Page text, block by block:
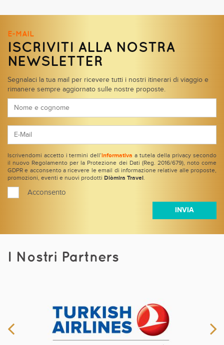
E-MAIL
ISCRIVITI ALLA NOSTRA
NEWSLETTER
Segnalaci la tua mail per ricevere tutti i nostri itinerari di viaggio e
rimanere sempre aggiornato sulle nostre proposte.
Iscrivendomi accetto i termini dell’ informativa a tutela della privacy secondo
il nuovo Regolamento per la Protezione dei Dati (Reg. 2016/679), noto come
GDPR e acconsento a ricevere le email di informazione relative alle proposte,
promozioni, eventi e nuovi prodotti Diòmira Travel .
Acconsento
I Nostri Partners